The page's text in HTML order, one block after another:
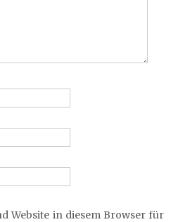
Website in diesem Browser für